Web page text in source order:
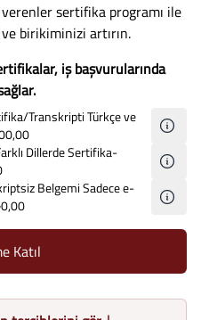
sertifika programı ile
birikiminizi artırın.
iş başvurularında
Transkripti Türkçe ve
Dillerde Sertifika-
Belgemi Sadece e-
Katıl